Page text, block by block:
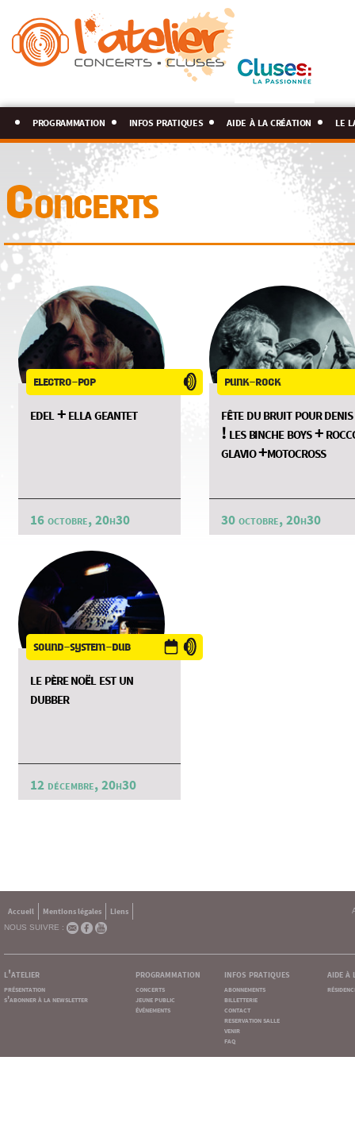
programmation infos pratiques aide à la création le
Concerts
electro-pop
edel + ella geantet
16 octobre, 20h30
punk-rock
fête du bruit pour denis
! les binche boys +
glavio +motocross
30 octobre, 20h30
sound-system-dub
le père noël est un
dubber
12 décembre, 20h30
Accueil Mentions légales
Liens
NOUS SUIVRE :
l'atelier
présentation
s'abonner à la newsletter
programmation
concerts
jeune public
événements
infos pratiques
abonnements
billetterie
contact
reservation salle
venir
faq
aide